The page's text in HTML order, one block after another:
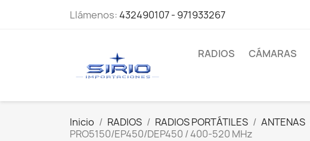
Llámenos:432490107 - 971933267
RADIOS CÁMARAS
Inicio RADIOS RADIOS PORTÁTILES ANTENAS
PRO5150/EP450/DEP450 / 400-520 MHz